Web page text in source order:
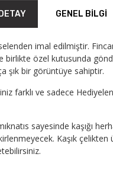
GENEL BILGI
imal edilmiştir.
birlikte özel kutusunda
şık bir görüntüye sahiptir.
farklı ve sadece
sayesinde kaşığı
Kaşık çelikten